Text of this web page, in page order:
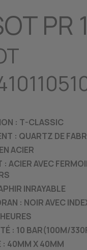
PR
: T-CLASSIC
: QUARTZ DE
ACIER
: ACIER AVEC
INRAYABLE
: NOIR AVEC
: 10 BAR(100M/
: 40MM X 40MM